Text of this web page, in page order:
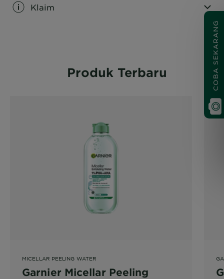
Klaim
Produk Terbaru
MICELLAR PEELING WATER
Garnier Micellar Peeling
COBA SEKARANG